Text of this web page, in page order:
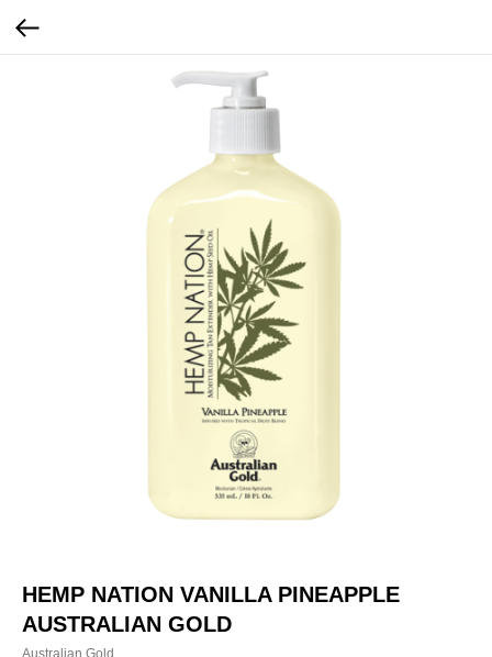
HEMP NATION VANILLA PINEAPPLE
AUSTRALIAN GOLD
Australian Gold